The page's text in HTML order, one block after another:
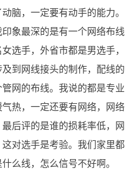
脑，一定要有动手的能力。
象最深的是有一个网络布线
选手，外省市都是男选手，
到网线接头的制作，配线的
网的布线。我说的都是专业
热，一定还要有网络，网络
后评的是谁的损耗率低，网
对选手是考验。我们家里都
么线，怎么信号不好啊。